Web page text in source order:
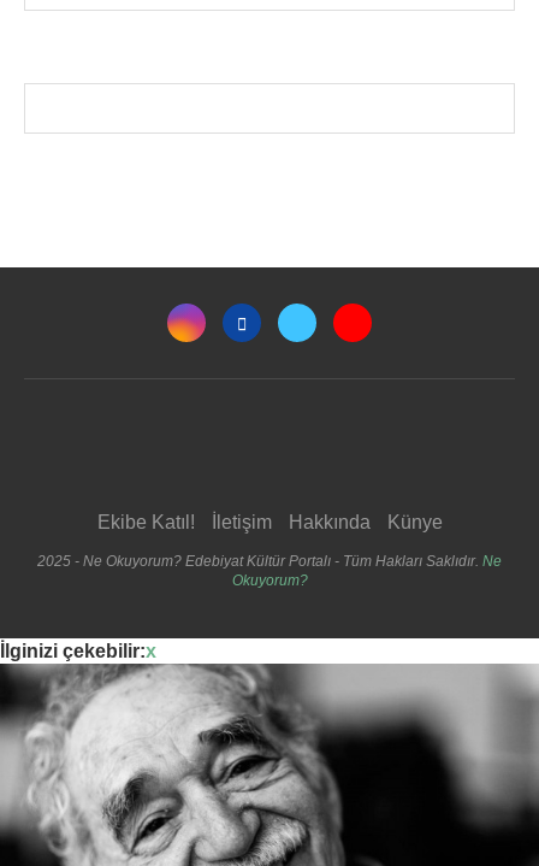
Ekibe Katıl! İletişim Hakkında Künye
2025 - Ne Okuyorum? Edebiyat Kültür Portalı - Tüm Hakları Saklıdır. Ne
Okuyorum?
İlginizi çekebilir:x